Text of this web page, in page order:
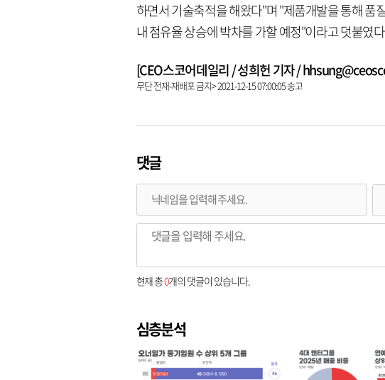
하면서 기술축적을 해왔다"며 "제품개발을 통해 품
내 점유율 상승에 박차를 가할 예정"이라고 덧붙였
[CEO스코어데일리 / 성희헌 기자 /
무단 전재-재배포 금지> 2021-12-15 07:00:05 송고
댓글
현재 총0개의 댓글이 있습니다.
심층분석